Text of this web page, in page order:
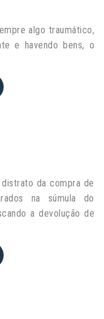
algo traumático,
e havendo bens, o
da compra de
na súmula do
a devolução de